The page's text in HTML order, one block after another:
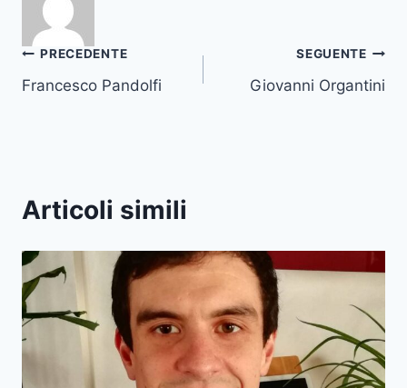
PRECEDENTE
Francesco Pandolfi
SEGUENTE
Giovanni Organtini
Articoli simili